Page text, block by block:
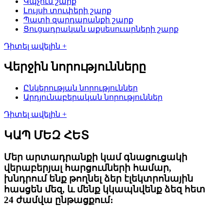
Լույսի տուփերի շարք
Պատի զարդարանքի շարք
Ցուցադրական աքսեսուարների շարք
Դիտել ավելին +
Վերջին նորությունները
Ընկերության նորություններ
Արդյունաբերական նորություններ
Դիտել ավելին +
ԿԱՊ ՄԵԶ ՀԵՏ
Մեր արտադրանքի կամ գնացուցակի
վերաբերյալ հարցումների համար,
խնդրում ենք թողնել ձեր էլեկտրոնային
հասցեն մեզ, և մենք կկապնվենք ձեզ հետ
24 ժամվա ընթացքում։